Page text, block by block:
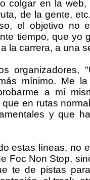
colgar en la
de la gente,
el objetivo no
tiempo, que yo
la carrera, a una
organizadores,
mínimo. Me
a mi
en rutas
y que
estas líneas, no
Foc Non Stop,
te de pistas